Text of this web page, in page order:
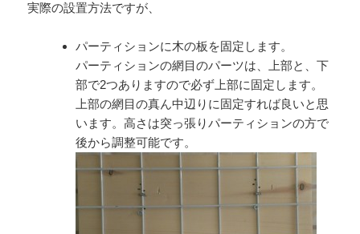
実際の設置方法ですが、
パーティションに木の板を固定します。
パーティションの網目のパーツは、上部と、下
部で2つありますので必ず上部に固定します。
上部の網目の真ん中辺りに固定すれば良いと思
います。高さは突っ張りパーティションの方で
後から調整可能です。